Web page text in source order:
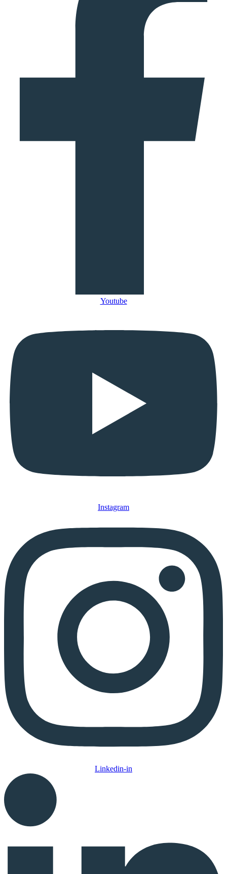
Youtube
Instagram
Linkedin-in